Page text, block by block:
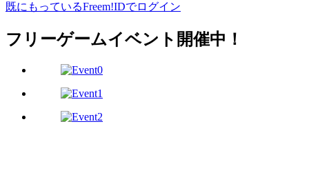
既にもっているFreem!IDでログイン
フリーゲームイベント開催中！